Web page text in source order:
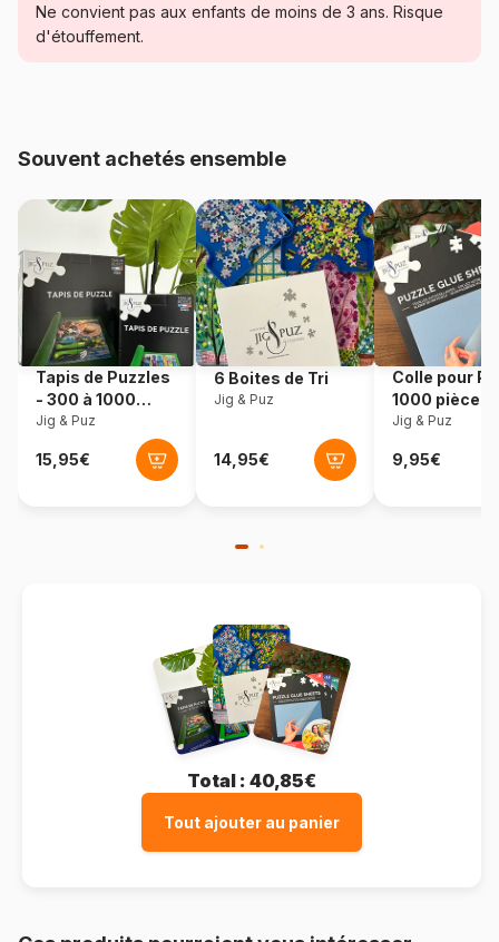
Catégorie
Provenance Pologne
Trefl-37528
EAN 5900511375282
Nombre de pièces 500 pièces
Dimensions 48 x 34 cm
Ne convient pas aux enfants de moins de 3 ans. Risque
d'étouffement.
Souvent achetés ensemble
Tapis de Puzzles
- 300 à 1000
pièces
Jig & Puz
6 Boites de Tri
Jig & Puz
Colle pour
1000 pièces
Jig & Puz
Total : 40,85€
Tout ajouter au panier